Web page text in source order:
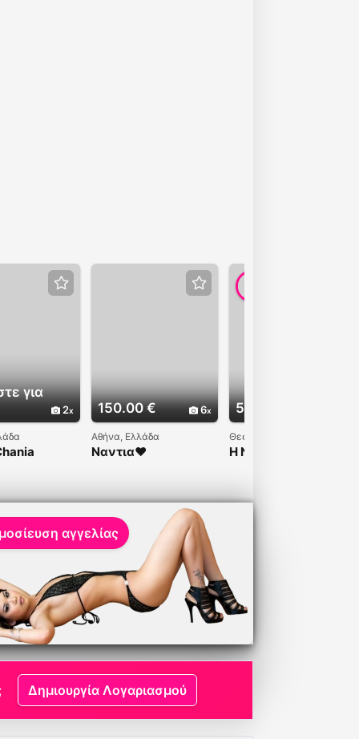
για
2 150.00 € 6
Αθήνα, Ελλάδα
Ναντια❤️
50.00 €
Θεσσαλονίκη, Ελλάδα
Η Νάσια έρχεται
αγγελίας
Δημιουργία Λογαριασμού